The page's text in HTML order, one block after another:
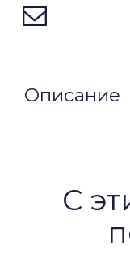
Описание
С